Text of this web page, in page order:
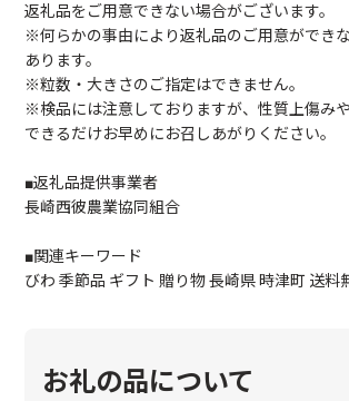
返礼品をご用意できない場合がございます。
※何らかの事由により返礼品のご用意ができ
あります。
※粒数・大きさのご指定はできません。
※検品には注意しておりますが、性質上傷み
できるだけお早めにお召しあがりください。
■返礼品提供事業者
長崎西彼農業協同組合
■関連キーワード
びわ 季節品 ギフト 贈り物 長崎県 時津町 送料
お礼の品について